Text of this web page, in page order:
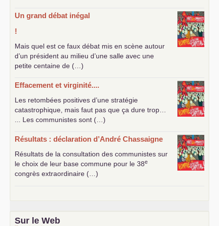
Un grand débat inégal
!
Mais quel est ce faux débat mis en scène autour
d’un président au milieu d’une salle avec une
petite centaine de (…)
Effacement et virginité....
Les retombées positives d’une stratégie
catastrophique, mais faut pas que ça dure trop…
... Les communistes sont (…)
Résultats : déclaration d’André Chassaigne
Résultats de la consultation des communistes sur
le choix de leur base commune pour le 38e
congrès extraordinaire (…)
Sur le Web